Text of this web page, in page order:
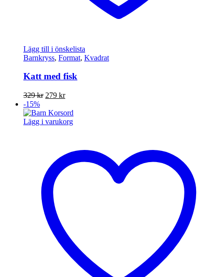
Lägg till i önskelista
Barnkryss, Format, Kvadrat
Katt med fisk
329kr Det
priset
var:
279 krDet
priset
är:
-15%
Lägg i varukorg